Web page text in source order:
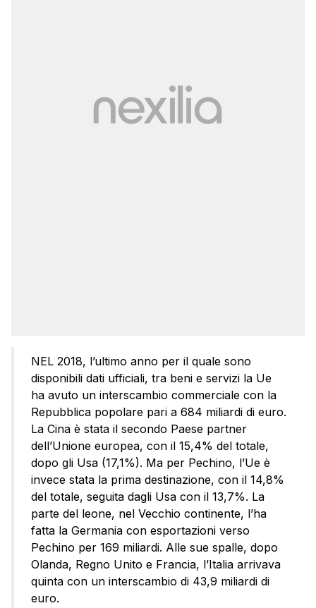
NEL 2018, l’ultimo anno per il quale sono
disponibili dati ufficiali, tra beni e servizi la Ue
ha avuto un interscambio commerciale con la
Repubblica popolare pari a 684 miliardi di euro.
La Cina è stata il secondo Paese partner
dell’Unione europea, con il 15,4% del totale,
dopo gli Usa (17,1%). Ma per Pechino, l’Ue è
invece stata la prima destinazione, con il 14,8%
del totale, seguita dagli Usa con il 13,7%. La
parte del leone, nel Vecchio continente, l’ha
fatta la Germania con esportazioni verso
Pechino per 169 miliardi. Alle sue spalle, dopo
Olanda, Regno Unito e Francia, l’Italia arrivava
quinta con un interscambio di 43,9 miliardi di
euro.